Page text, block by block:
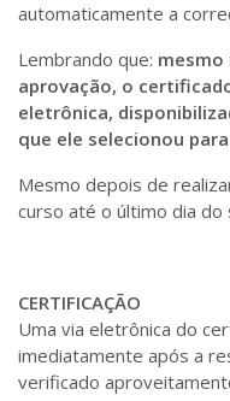
automaticamente a
Lembrando que: mesmo
aprovação, o
eletrônica,
que ele selecionou
Mesmo depois de
curso até o último dia do
CERTIFICAÇÃO
Uma via eletrônica do
imediatamente após a
verificado